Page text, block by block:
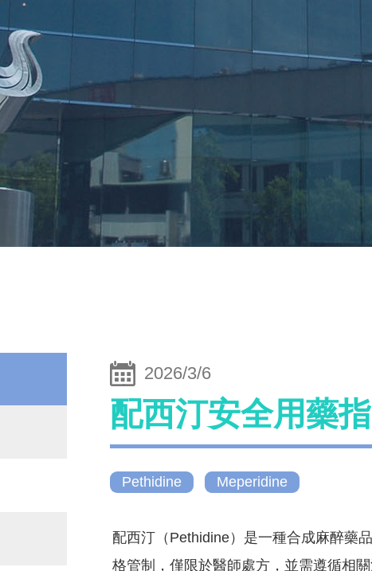
2026/3/6
配西汀安全用藥指
Pethidine Meperidine
配西汀（Pethidine）是一種合成麻醉藥
格管制，僅限於醫師處方，並需遵循相